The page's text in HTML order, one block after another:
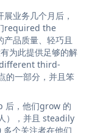
业务几个月后，
required the
品质量、轻巧且
为此提供足够的解
different third-
的一部分，并且笨
，他们grow 的
），并且 steadily
个关注者在他们